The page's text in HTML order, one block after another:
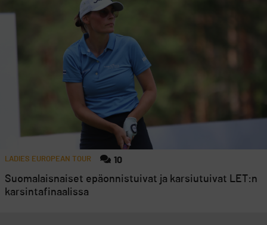
LADIES EUROPEAN TOUR 10
Suomalaisnaiset epäonnistuivat ja karsiutuivat LET:n
karsintafinaalissa